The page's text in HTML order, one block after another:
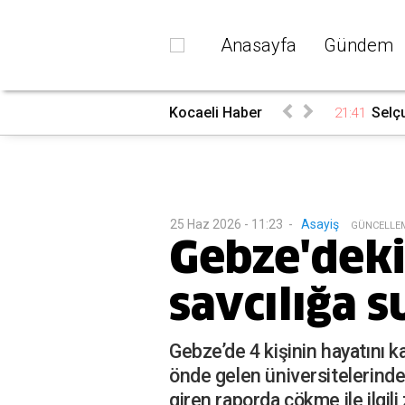
Anasayfa Gündem
Kocaeli Haber 21:41
25 Haz 2026 - 11:23 - Asayiş G
savcılığa
Gebze’de 4 kişinin hayatını
önde gelen
giren raporda çökme ile ilgili